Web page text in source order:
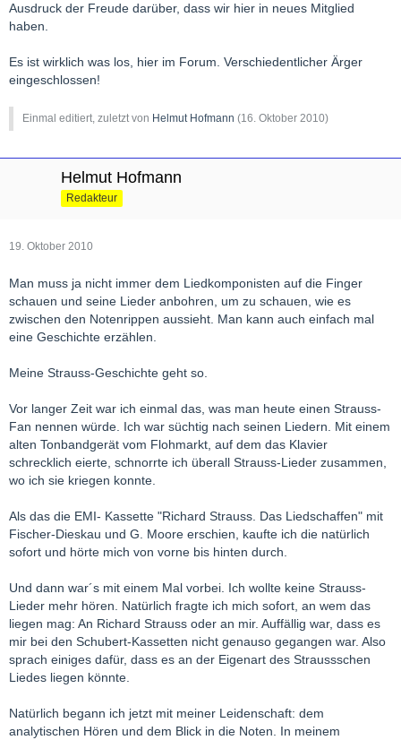
Ausdruck der Freude darüber, dass wir hier in neues Mitglied
haben.
Es ist wirklich was los, hier im Forum. Verschiedentlicher Ärger
eingeschlossen!
Einmal editiert, zuletzt von Helmut Hofmann (16. Oktober 2010)
Helmut Hofmann
Redakteur
19. Oktober 2010
Man muss ja nicht immer dem Liedkomponisten auf die Finger
schauen und seine Lieder anbohren, um zu schauen, wie es
zwischen den Notenrippen aussieht. Man kann auch einfach mal
eine Geschichte erzählen.
Meine Strauss-Geschichte geht so.
Vor langer Zeit war ich einmal das, was man heute einen Strauss-
Fan nennen würde. Ich war süchtig nach seinen Liedern. Mit einem
alten Tonbandgerät vom Flohmarkt, auf dem das Klavier
schrecklich eierte, schnorrte ich überall Strauss-Lieder zusammen,
wo ich sie kriegen konnte.
Als das die EMI- Kassette "Richard Strauss. Das Liedschaffen" mit
Fischer-Dieskau und G. Moore erschien, kaufte ich die natürlich
sofort und hörte mich von vorne bis hinten durch.
Und dann war´s mit einem Mal vorbei. Ich wollte keine Strauss-
Lieder mehr hören. Natürlich fragte ich mich sofort, an wem das
liegen mag: An Richard Strauss oder an mir. Auffällig war, dass es
mir bei den Schubert-Kassetten nicht genauso gegangen war. Also
sprach einiges dafür, dass es an der Eigenart des Straussschen
Liedes liegen könnte.
Natürlich begann ich jetzt mit meiner Leidenschaft: dem
analytischen Hören und dem Blick in die Noten. In meinem